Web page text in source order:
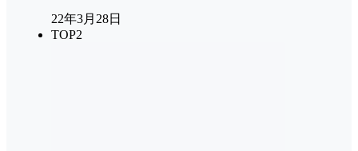
22年3月28日
TOP2